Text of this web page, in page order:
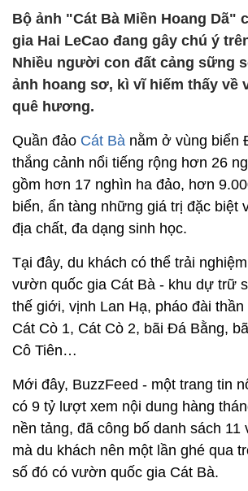
Bộ ảnh "Cát Bà Miền Hoang Dã"
gia Hai LeCao đang gây chú ý
Nhiều người con đất cảng sững
ảnh hoang sơ, kì vĩ hiếm thấy về
quê hương.
Quần đảo Cát Bà nằm ở vùng biển
thắng cảnh nổi tiếng rộng hơn 26
gồm hơn 17 nghìn ha đảo, hơn
biển, ẩn tàng những giá trị đặc biệt
địa chất, đa dạng sinh học.
Tại đây, du khách có thể trải
vườn quốc gia Cát Bà - khu dự trữ
thế giới, vịnh Lan Hạ, pháo đài thần
Cát Cò 1, Cát Cò 2, bãi Ðá Bằng,
Cô Tiên…
Mới đây, BuzzFeed - một trang tin
có 9 tỷ lượt xem nội dung hàng
nền tảng, đã công bố danh sách
mà du khách nên một lần ghé qua
số đó có vườn quốc gia Cát Bà.